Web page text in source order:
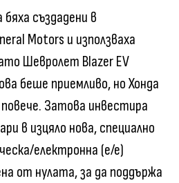
създадени в
Motors и използваха
Шевролет Blazer EV
беше приемливо, но Хонда
Затова инвестира
в изцяло нова, специално
електронна (e/e)
от нулата, за да поддържа